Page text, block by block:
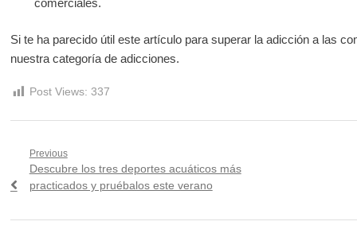
Si te ha parecido útil este artículo para superar la adicción a las
nuestra categoría de adicciones.
Post Views: 337
Navegación
de
entradas
Previous
Previous
post:
Descubre los tres deportes acuáticos más
practicados y pruébalos este verano